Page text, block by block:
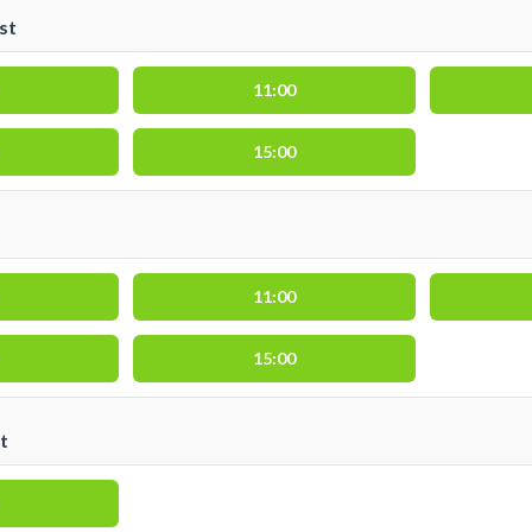
11:00
15:00
11:00
15:00